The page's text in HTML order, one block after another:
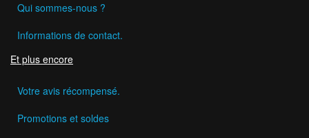
Qui sommes-nous ?
Informations de contact.
Et plus encore
Votre avis récompensé.
Promotions et soldes